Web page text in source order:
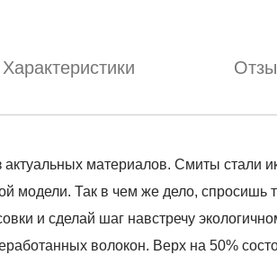
Характеристики
актуальных материалов. Смиты
модели. Так в чем же дело,
и сделай шаг навстречу
волокон. Верх на 50%